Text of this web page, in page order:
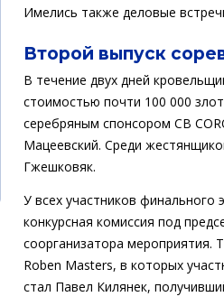
Имелись также деловые
Второй выпуск
В течение двух дней
стоимостью почти 100 000
серебряным спонсором CB
Мацеевский. Среди
Гжешковяк.
У всех участников
конкурсная комиссия под
соорганизатора мероприятия.
Roben Masters, в которых
стал Павел Килянек,